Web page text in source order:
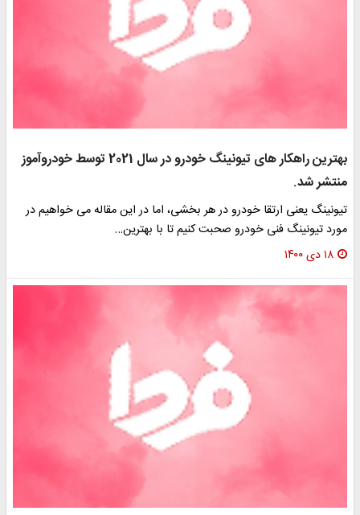
بهترین راهکار های تیونینگ خودرو در سال 2021 توسط خودروآموز
منتشر شد.
تیونینگ یعنی ارتقا خودرو در هر بخشی، اما در این مقاله می خواهیم در
مورد تیونینگ فنی خودرو صحبت کنیم تا با بهترین…
۱۸ دی ۱۴۰۰